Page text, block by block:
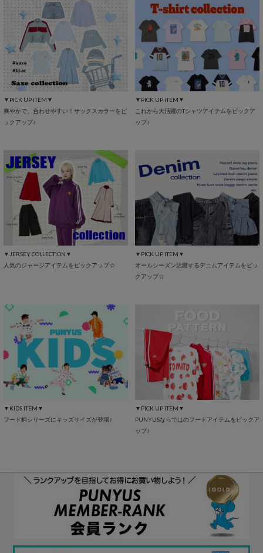
▼PICK UP ITEM▼
爽やかで、合わせやすい！サックスカラーをピ
ックアップ♪
▼PICK UP ITEM▼
これから大活躍のTシャツアイテムをピックア
ップ♪
▼JERSEY COLLECTION▼
人気のジャージアイテムをピックアップ☆
▼PICK UP ITEM▼
オールシーズン活躍するデニムアイテムをピッ
クアップ☆
▼KIDS ITEM▼
フード柄シリーズにキッズサイズが登場♪
▼PICK UP ITEM▼
PUNYUSならではのフードアイテムをピックア
ップ♪